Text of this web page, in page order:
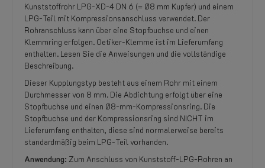
Kunststoffrohr LPG-XD-4 DN 6 (= Ø8 mm Kupfer) und einem
LPG-Teil mit Kompressionsanschluss verwendet. Der
Rohranschluss kann über eine Stopfbuchse und einen
Klemmring erfolgen. Oetiker-Klemme ist im Lieferumfang
enthalten. Lesen Sie die Anweisungen und die vollständige
Beschreibung.
Dieser Kupplungstyp besteht aus einem Rohr mit einem
Durchmesser von 8 mm. Die Abdichtung erfolgt über eine
Stopfbuchse und einen Ø8-mm-Kompressionsring. Die
Stopfbuchse und der Kompressionsring sind NICHT im
Lieferumfang enthalten, diese sind normalerweise bereits
standardmäßig beim LPG-Teil vorhanden.
Anwendung: Zum Anschluss von Kunststoff-LPG-Rohren an